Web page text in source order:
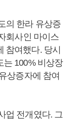
의 한라 유상증
회사인 마이스
참여했다. 당시
는 100% 비상장
상증자에 참여
업 전개였다. 그